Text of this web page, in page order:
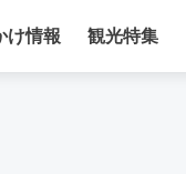
け情報 観光特集